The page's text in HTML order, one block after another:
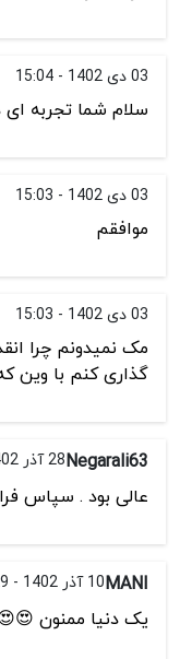
03 دی 1402 - 15:04
سلام شما تجربه ای
03 دی 1402 - 15:03
موافقم
03 دی 1402 - 15:03
مک نمیدونم چرا
گذاری کنم با وین
Negarali6328 آذر 1402 - 10:58
عالی بود . سپاس
MANI10 آذر 1402 - 15:29
یک دنیا ممنون